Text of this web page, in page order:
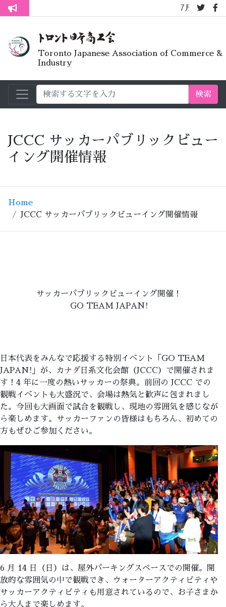
トロント生活不安疑問質問懇談会
7月オープンライ
Toronto Japanese Association of Commerce &
Industry
検索
JCCC サッカーパブリックビュー
イング開催情報
Home
JCCC サッカーパブリックビューイング開催情報
サッカーパブリックビューイング開催！
GO TEAM JAPAN!
日本代表をみんなで応援する特別イベント「GO TEAM
JAPAN!」が、カナダ日系文化会館（JCCC）で開催されま
す！4 年に一度の熱いサッカーの祭典。前回の JCCC での
観戦イベントも大盛況で、会場は熱気と歓声に包まれまし
た。今回も大画面で試合を観戦し、現地の雰囲気を感じなが
ら楽しめます。サッカーファンの皆様はもちろん、初めての
方もぜひご参加ください。
6 月 14 日（日）は、屋外パーキングスペースでの開催。開
放的な雰囲気の中で観戦でき、ウォーターアクティビティや
サッカーアクティビティも用意されているので、お子さまか
ら大人まで楽しめます。